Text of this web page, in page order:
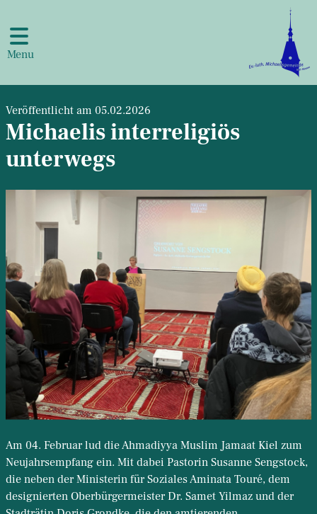
Menu
Veröffentlicht am 05.02.2026
Michaelis interreligiös
unterwegs
Am 04. Februar lud die Ahmadiyya Muslim Jamaat Kiel zum
Neujahrsempfang ein. Mit dabei Pastorin Susanne Sengstock,
die neben der Ministerin für Soziales Aminata Touré, dem
designierten Oberbürgermeister Dr. Samet Yilmaz und der